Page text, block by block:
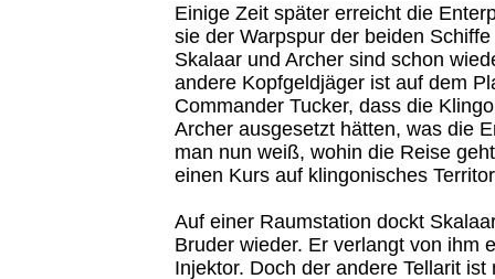
Einige Zeit später erreicht die
sie der Warpspur der beiden
Skalaar und Archer sind schon
andere Kopfgeldjäger ist auf dem
Commander Tucker, dass die
Archer ausgesetzt hätten, was die
man nun weiß, wohin die Reise
einen Kurs auf klingonisches
Auf einer Raumstation dockt
Bruder wieder. Er verlangt von ihm
Injektor. Doch der andere Tellarit ist